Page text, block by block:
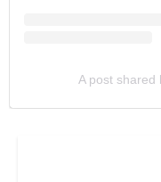
A post shared